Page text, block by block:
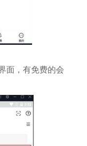
面，有免费的会